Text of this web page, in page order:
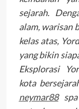
sejarah.
alam, warisan
kelas atas,
yang bikin
Eksplorasi
kota
neymar88spa